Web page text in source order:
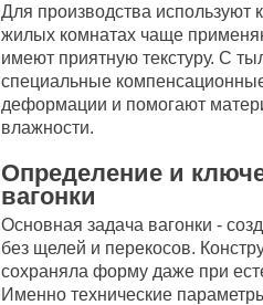
Для производства используют
жилых комнатах чаще
имеют приятную текстуру. С
специальные
деформации и помогают
влажности.
Определение и
вагонки
Основная задача вагонки -
без щелей и перекосов.
сохраняла форму даже при
Именно технические